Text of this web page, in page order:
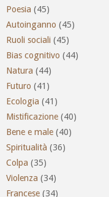
Poesia (45)
Autoinganno (45)
Ruoli sociali (45)
Bias cognitivo (44)
Natura (44)
Futuro (41)
Ecologia (41)
Mistificazione (40)
Bene e male (40)
Spiritualità (36)
Colpa (35)
Violenza (34)
Francese (34)